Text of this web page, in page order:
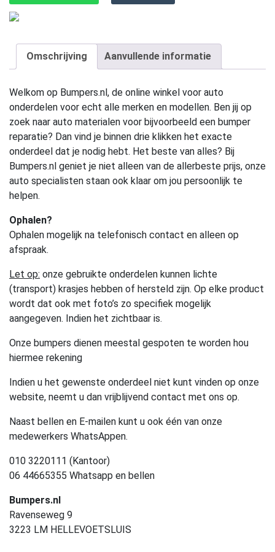
Omschrijving Aanvullende informatie
Welkom op Bumpers.nl, de online winkel voor auto
onderdelen voor echt alle merken en modellen. Ben jij op
zoek naar auto materialen voor bijvoorbeeld een bumper
reparatie? Dan vind je binnen drie klikken het exacte
onderdeel dat je nodig hebt. Het beste van alles? Bij
Bumpers.nl geniet je niet alleen van de allerbeste prijs, onze
auto specialisten staan ook klaar om jou persoonlijk te
helpen.
Ophalen?
Ophalen mogelijk na telefonisch contact en alleen op
afspraak.
Let op: onze gebruikte onderdelen kunnen lichte
(transport) krasjes hebben of hersteld zijn. Op elke product
wordt dat ook met foto’s zo specifiek mogelijk
aangegeven. Indien het zichtbaar is.
Onze bumpers dienen meestal gespoten te worden hou
hiermee rekening
Indien u het gewenste onderdeel niet kunt vinden op onze
website, neemt u dan vrijblijvend contact met ons op.
Naast bellen en E-mailen kunt u ook één van onze
medewerkers WhatsAppen.
010 3220111 (Kantoor)
06 44665355 Whatsapp en bellen
Bumpers.nl
Ravenseweg 9
3223 LM HELLEVOETSLUIS